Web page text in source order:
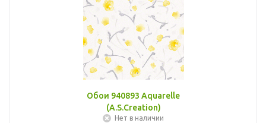
Обои 940893 Aquarelle
(A.S.Creation)
Нет в наличии